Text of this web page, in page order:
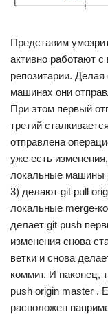
Представим
активно работают
репозитарии.
машинах они
При этом первый
третий
отправлена
уже есть
локальные машины
3) делают git pull
локальные merge-
делает git push
изменения снова
ветки и снова
коммит. И наконец,
push origin master .
расположен